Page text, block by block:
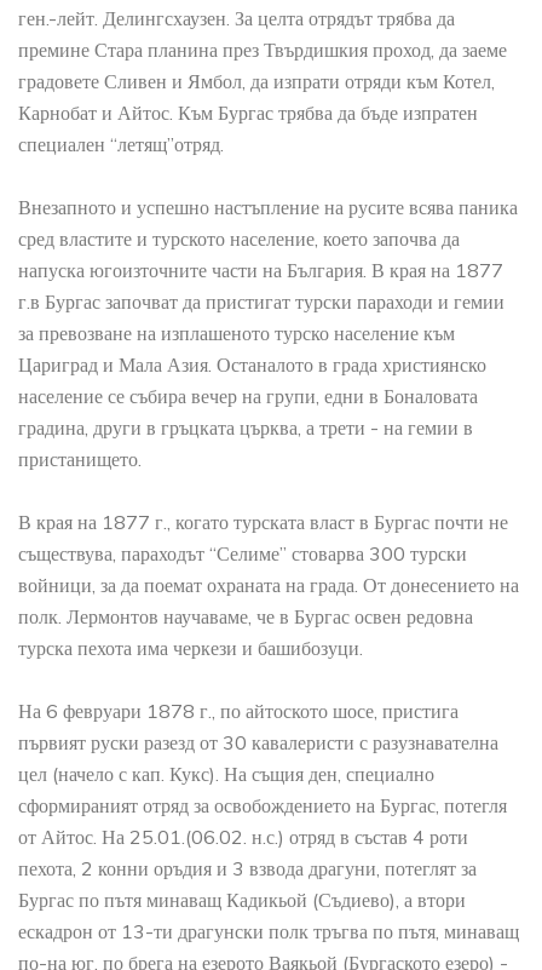
ген.-лейт. Делингсхаузен. За целта отрядът трябва да
премине Стара планина през Твърдишкия проход, да заеме
градовете Сливен и Ямбол, да изпрати отряди към Котел,
Карнобат и Айтос. Към Бургас трябва да бъде изпратен
специален “летящ”отряд.
Внезапното и успешно настъпление на русите всява паника
сред властите и турското население, което започва да
напуска югоизточните части на България. В края на 1877
г.в Бургас започват да пристигат турски параходи и гемии
за превозване на изплашеното турско население към
Цариград и Мала Азия. Останалото в града християнско
население се събира вечер на групи, едни в Боналовата
градина, други в гръцката църква, а трети - на гемии в
пристанището.
В края на 1877 г., когато турската власт в Бургас почти не
съществува, параходът “Селиме” стоварва 300 турски
войници, за да поемат охраната на града. От донесението на
полк. Лермонтов научаваме, че в Бургас освен редовна
турска пехота има черкези и башибозуци.
На 6 февруари 1878 г., по айтоското шосе, пристига
първият руски разезд от 30 кавалеристи с разузнавателна
цел (начело с кап. Кукс). На същия ден, специално
сформираният отряд за освобождението на Бургас, потегля
от Айтос. На 25.01.(06.02. н.с.) отряд в състав 4 роти
пехота, 2 конни оръдия и 3 взвода драгуни, потеглят за
Бургас по пътя минаващ Кадикьой (Съдиево), а втори
ескадрон от 13-ти драгунски полк тръгва по пътя, минаващ
по-на юг, по брега на езерото Ваякьой (Бургаското езеро) -